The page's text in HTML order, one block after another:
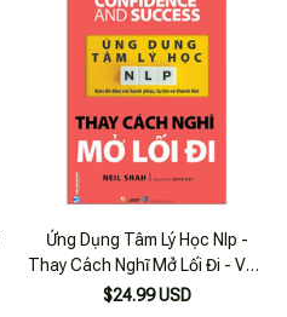
Ứng Dụng Tâm Lý Học Nlp -
Thay Cách Nghĩ Mở Lối Đi - Văn
Lang
$24.99 USD